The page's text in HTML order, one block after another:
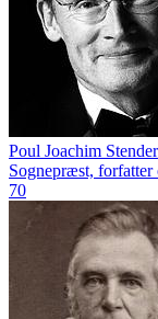
Poul Joachim Stender
Sognepræst, forfatter
70